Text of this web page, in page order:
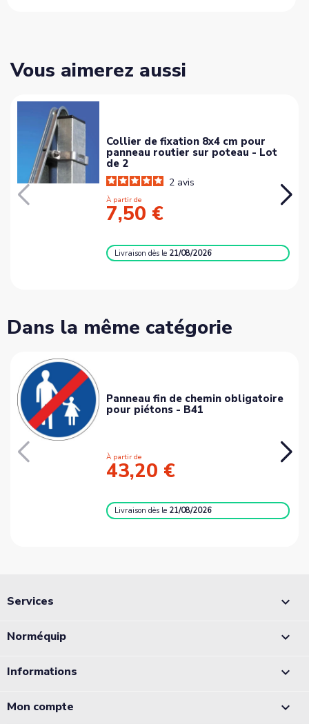
Vous aimerez aussi
Collier de fixation 8x4 cm pour
panneau routier sur poteau - Lot
de 2
2 avis
À partir de
7,50 €
Livraisondès le 21/08/2026
Dans la même catégorie
Panneau fin de chemin obligatoire
pour piétons - B41
À partir de
43,20 €
Livraisondès le 21/08/2026
Services 
Norméquip 
Informations 
Mon compte 